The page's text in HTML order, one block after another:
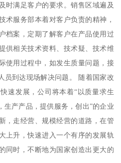
时满足客户的要求。销售区域遍及
术服务部本着对客户负责的精神，
档案，定期了解客户在产品使用过
供相关技术资料、技术疑、技术维
使用过程中，如发生质量问题，接
员到达现场解决问题。 随着国家改
速发展，公司将本着“以质量求生
生产产品，提供服务，创出”的企业
，走经营、规模经营的道路，在管
上升，快速进入一个有序的发展轨
同时，不断地为国家创造出更大的